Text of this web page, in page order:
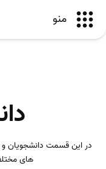
منو
در این قسمت دانشجویان و
های